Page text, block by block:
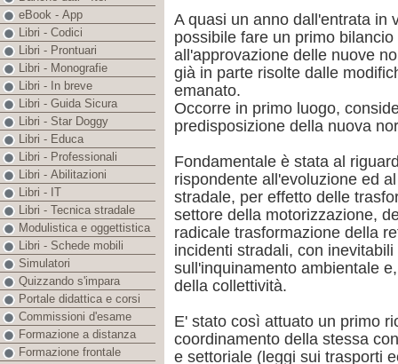
A quasi un anno dall'entrata in
possibile fare un primo
all'approvazione delle nuove
già in parte risolte dalle
emanato.
Occorre in primo luogo,
predisposizione della nuova
Fondamentale è stata al
rispondente all'evoluzione ed
stradale, per effetto delle
settore della motorizzazione,
radicale trasformazione della
incidenti stradali, con
sull'inquinamento ambientale
della collettività.
E' stato così attuato un primo
coordinamento della stessa
e settoriale (leggi sui trasporti
eBook - App
Libri - Codici
Libri - Prontuari
Libri - Monografie
Libri - In breve
Libri - Guida Sicura
Libri - Star Doggy
Libri - Educa
Libri - Professionali
Libri - Abilitazioni
Libri - IT
Libri - Tecnica stradale
Modulistica e oggettistica
Libri - Schede mobili
Simulatori
Quizzando s'impara
Portale didattica e corsi
Commissioni d'esame
Formazione a distanza
Formazione frontale